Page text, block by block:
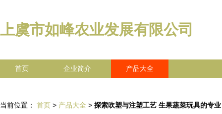
上虞市如峰农业发展有限公司
首页 企业简介 产品大全
当前位置： 首页 > 产品大全 > 探索吹塑与注塑工艺 生果蔬菜玩具的专业